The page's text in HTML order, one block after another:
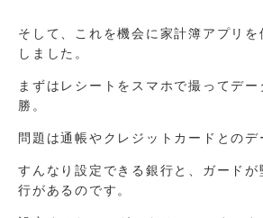
そして、これを機会に家計簿アプリを
しました。
まずはレシートをスマホで撮ってデ
勝。
問題は通帳やクレジットカードとのデ
すんなり設定できる銀行と、ガードが
行があるのです。